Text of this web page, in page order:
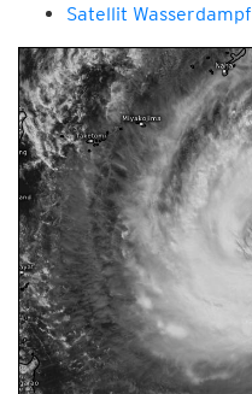
Satellit Wasserdampf